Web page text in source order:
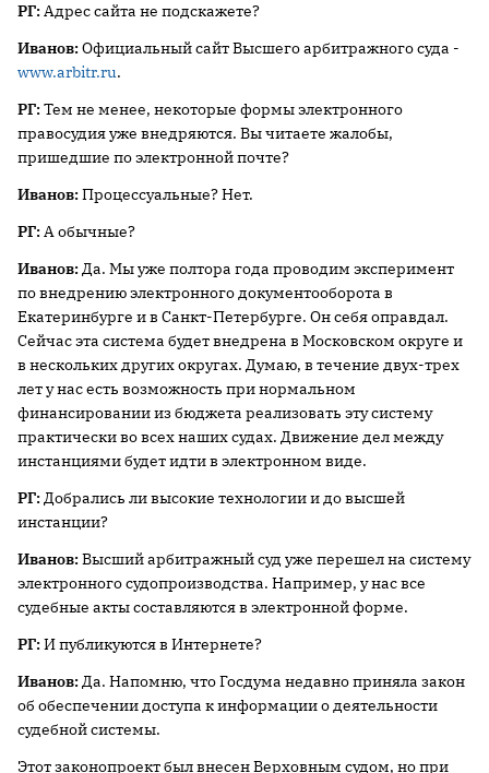
РГ:Адрес сайта не подскажете?
Иванов:Официальный сайт Высшего арбитражного суда -
www.arbitr.ru.
РГ:Тем не менее, некоторые формы электронного
правосудия уже внедряются. Вы читаете жалобы,
пришедшие по электронной почте?
Иванов:Процессуальные? Нет.
РГ:А обычные?
Иванов:Да. Мы уже полтора года проводим эксперимент
по внедрению электронного документооборота в
Екатеринбурге и в Санкт-Петербурге. Он себя оправдал.
Сейчас эта система будет внедрена в Московском округе и
в нескольких других округах. Думаю, в течение двух-трех
лет у нас есть возможность при нормальном
финансировании из бюджета реализовать эту систему
практически во всех наших судах. Движение дел между
инстанциями будет идти в электронном виде.
РГ:Добрались ли высокие технологии и до высшей
инстанции?
Иванов:Высший арбитражный суд уже перешел на систему
электронного судопроизводства. Например, у нас все
судебные акты составляются в электронной форме.
РГ:И публикуются в Интернете?
Иванов:Да. Напомню, что Госдума недавно приняла закон
об обеспечении доступа к информации о деятельности
судебной системы.
Этот законопроект был внесен Верховным судом, но при